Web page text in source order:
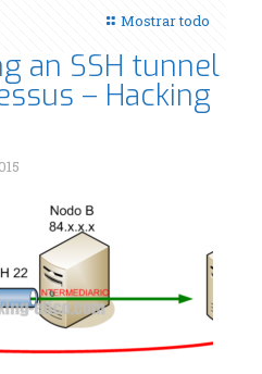
Mostrar todo
an SSH tunnel
– Hacking